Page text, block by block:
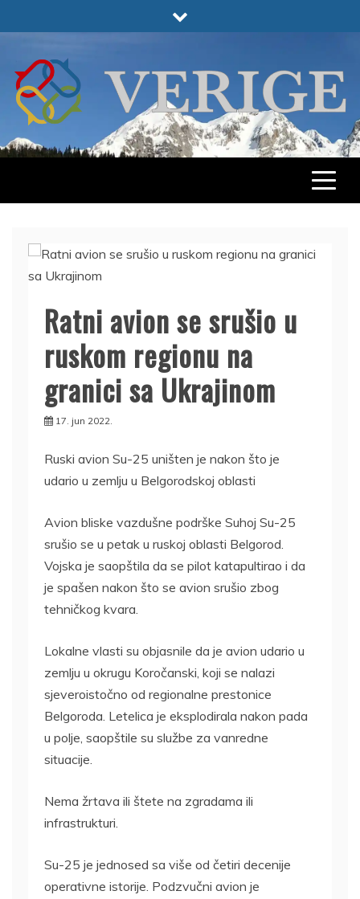
to
VERIGE
ODABRANO
Ratni avion se srušio u
ruskom regionu na
granici sa Ukrajinom
17. jun 2022.
Ruski avion Su-25 uništen je nakon što je
udario u zemlju u Belgorodskoj oblasti
Avion bliske vazdušne podrške Suhoj Su-25
srušio se u petak u ruskoj oblasti Belgorod.
Vojska je saopštila da se pilot katapultirao i da
je spašen nakon što se avion srušio zbog
tehničkog kvara.
Lokalne vlasti su objasnile da je avion udario u
zemlju u okrugu Koročanski, koji se nalazi
sjeveroistočno od regionalne prestonice
Belgoroda. Letelica je eksplodirala nakon pada
u polje, saopštile su službe za vanredne
situacije.
Nema žrtava ili štete na zgradama ili
infrastrukturi.
Su-25 je jednosed sa više od četiri decenije
operativne istorije. Podzvučni avion je